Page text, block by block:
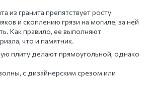
из гранита препятствует росту
и скоплению грязи на могиле, за ней
Как правило, ее выполняют
что и памятник.
плиту делают прямоугольной, однако
с дизайнерским срезом или